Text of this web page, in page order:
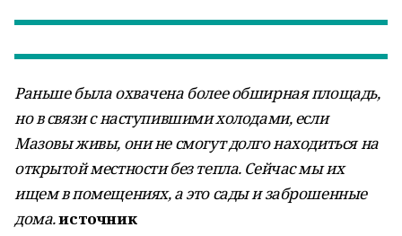
Раньше была охвачена более обширная площадь,
но в связи с наступившими холодами, если
Мазовы живы, они не смогут долго находиться на
открытой местности без тепла. Сейчас мы их
ищем в помещениях, а это сады и заброшенные
дома.источник